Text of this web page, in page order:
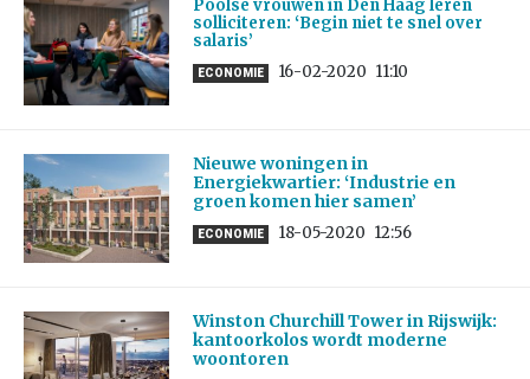
Poolse vrouwen in Den Haag leren
solliciteren: ‘Begin niet te snel over
salaris’
ECONOMIE 16-02-2020 11:10
Nieuwe woningen in
Energiekwartier: ‘Industrie en
groen komen hier samen’
ECONOMIE 18-05-2020 12:56
Winston Churchill Tower in Rijswijk:
kantoorkolos wordt moderne
woontoren